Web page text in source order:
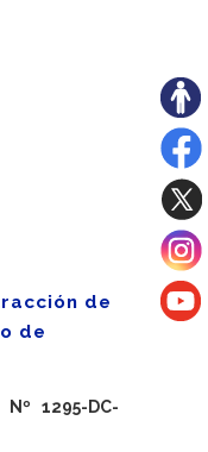
de
de
Nº 1295-DC-